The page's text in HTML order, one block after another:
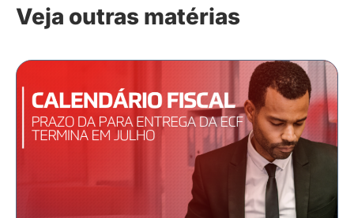
Veja outras matérias